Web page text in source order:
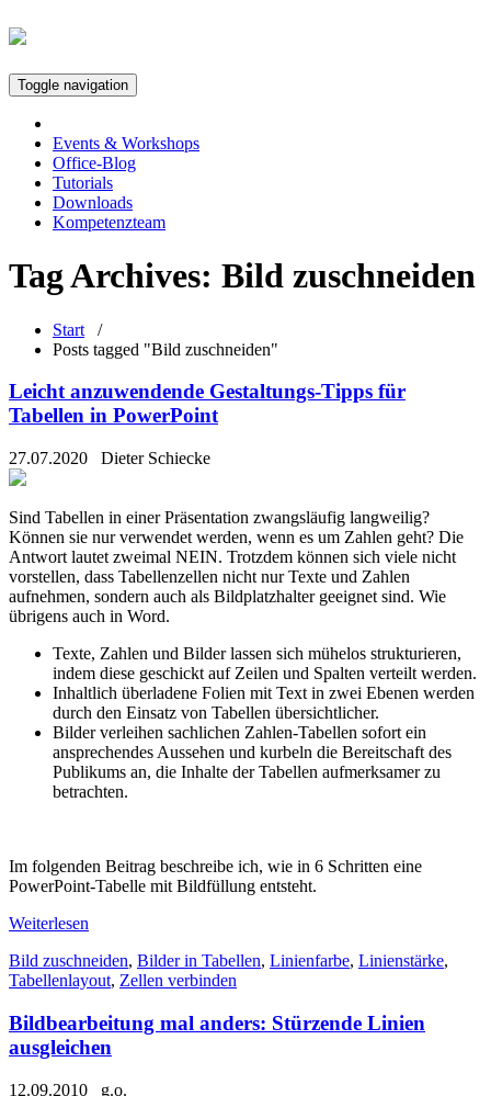
Toggle navigation
Events & Workshops
Office-Blog
Tutorials
Downloads
Kompetenzteam
Tag Archives: Bild zuschneiden
Start /
Posts tagged "Bild zuschneiden"
Leicht anzuwendende Gestaltungs-Tipps für
Tabellen in PowerPoint
27.07.2020 Dieter Schiecke
Sind Tabellen in einer Präsentation zwangsläufig langweilig?
Können sie nur verwendet werden, wenn es um Zahlen geht? Die
Antwort lautet zweimal NEIN. Trotzdem können sich viele nicht
vorstellen, dass Tabellenzellen nicht nur Texte und Zahlen
aufnehmen, sondern auch als Bildplatzhalter geeignet sind. Wie
übrigens auch in Word.
Texte, Zahlen und Bilder lassen sich mühelos strukturieren,
indem diese geschickt auf Zeilen und Spalten verteilt werden.
Inhaltlich überladene Folien mit Text in zwei Ebenen werden
durch den Einsatz von Tabellen übersichtlicher.
Bilder verleihen sachlichen Zahlen-Tabellen sofort ein
ansprechendes Aussehen und kurbeln die Bereitschaft des
Publikums an, die Inhalte der Tabellen aufmerksamer zu
betrachten.
Im folgenden Beitrag beschreibe ich, wie in 6 Schritten eine
PowerPoint-Tabelle mit Bildfüllung entsteht.
Weiterlesen
Bild zuschneiden, Bilder in Tabellen, Linienfarbe, Linienstärke,
Tabellenlayout, Zellen verbinden
Bildbearbeitung mal anders: Stürzende Linien
ausgleichen
12.09.2010 g.o.